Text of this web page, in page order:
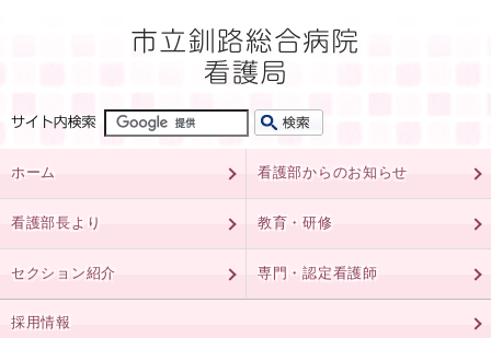
ホーム 看護部からのお知らせ
看護部長より 教育・研修
セクション紹介 専門・認定看護師
採用情報